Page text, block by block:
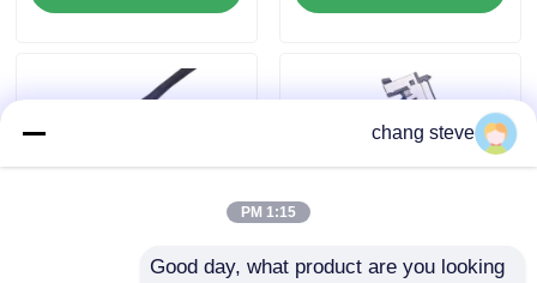
تسخير الأسلاك
كابلات LVDS
chang steve
1:15 PM
Good day, what product are you looking